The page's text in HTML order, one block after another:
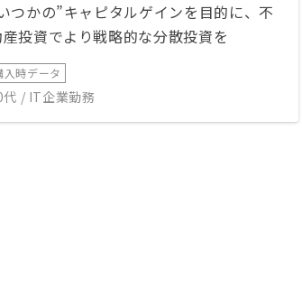
つかの”キャピタルゲインを目的に、不
投資でより戦略的な分散投資を
入時データ
代 / IT企業勤務